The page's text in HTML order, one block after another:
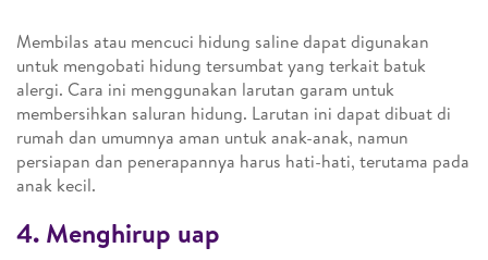
Membilas atau mencuci hidung saline dapat digunakan
untuk mengobati hidung tersumbat yang terkait batuk
alergi. Cara ini menggunakan larutan garam untuk
membersihkan saluran hidung. Larutan ini dapat dibuat di
rumah dan umumnya aman untuk anak-anak, namun
persiapan dan penerapannya harus hati-hati, terutama pada
anak kecil.
4. Menghirup uap